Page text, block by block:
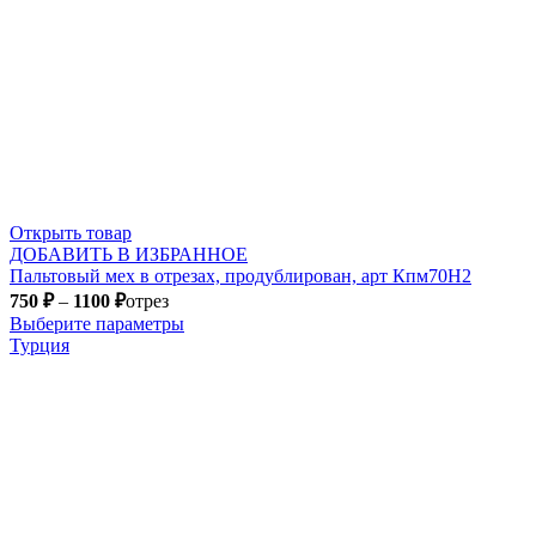
Открыть товар
ДОБАВИТЬ В ИЗБРАННОЕ
Пальтовый мех в отрезах, продублирован, арт Кпм70Н2
750 ₽– 1100 ₽отрез
Выберите параметры
Турция